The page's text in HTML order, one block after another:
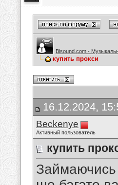
Bisound.com -
купить прокси
16.12.2024,
Beckenye
Активный пользователь
купить
Займаючись